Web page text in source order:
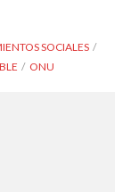
SOCIALES
ONU